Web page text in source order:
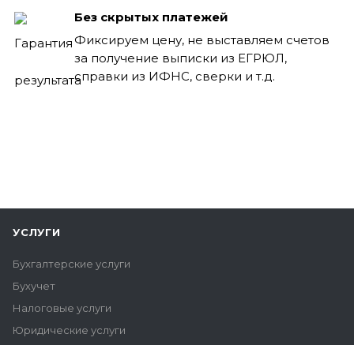
Без скрытых платежей
Фиксируем цену, не выставляем счетов
за получение выписки из ЕГРЮЛ,
справки из ИФНС, сверки и т.д.
УСЛУГИ
Бухгалтерские услуги
Бухучет
Налоговые услуги
Юридические услуги